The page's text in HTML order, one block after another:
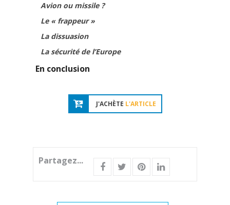
Avion ou missile ?
Le « frappeur »
La dissuasion
La sécurité de l’Europe
En conclusion
J'ACHÈTE L'ARTICLE
Partagez...